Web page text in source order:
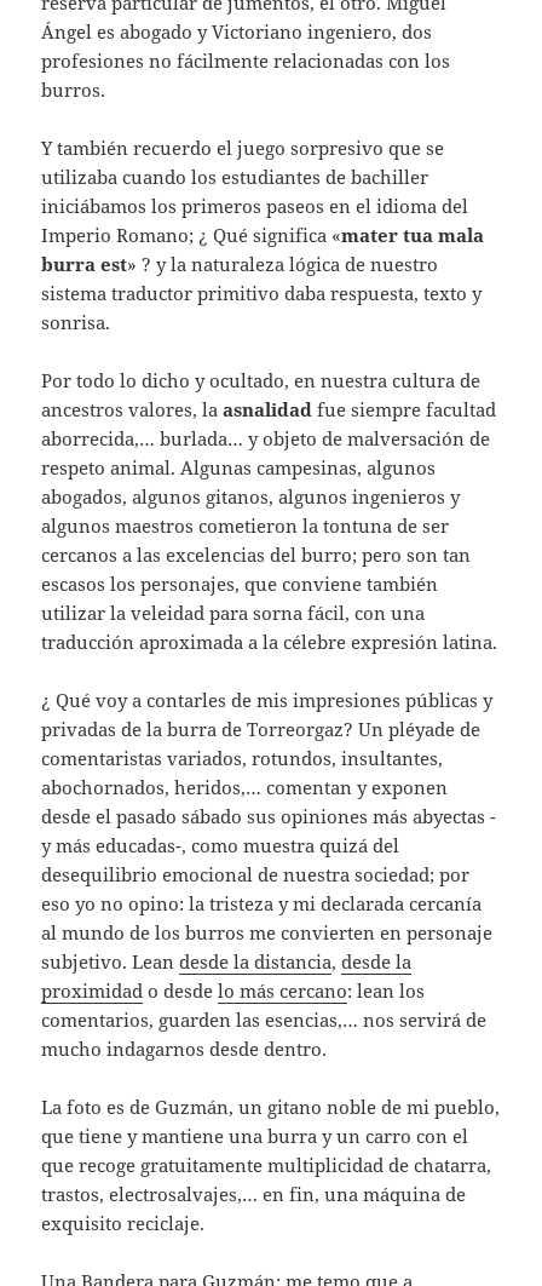
Ángel es abogado y Victoriano ingeniero, dos
profesiones no fácilmente relacionadas con los
burros.
Y también recuerdo el juego sorpresivo que se
utilizaba cuando los estudiantes de bachiller
iniciábamos los primeros paseos en el idioma del
Imperio Romano; ¿ Qué significa «mater tua mala
burra est» ? y la naturaleza lógica de nuestro
sistema traductor primitivo daba respuesta, texto y
sonrisa.
Por todo lo dicho y ocultado, en nuestra cultura de
ancestros valores, laasnalidad fue siempre facultad
aborrecida,… burlada… y objeto de malversación de
respeto animal. Algunas campesinas, algunos
abogados, algunos gitanos, algunos ingenieros y
algunos maestros cometieron la tontuna de ser
cercanos a las excelencias del burro; pero son tan
escasos los personajes, que conviene también
utilizar la veleidad para sorna fácil, con una
traducción aproximada a la célebre expresión latina.
¿ Qué voy a contarles de mis impresiones públicas y
privadas de la burra de Torreorgaz? Un pléyade de
comentaristas variados, rotundos, insultantes,
abochornados, heridos,… comentan y exponen
desde el pasado sábado sus opiniones más abyectas -
y más educadas-, como muestra quizá del
desequilibrio emocional de nuestra sociedad; por
eso yo no opino: la tristeza y mi declarada cercanía
al mundo de los burros me convierten en personaje
subjetivo. Leandesde la distancia,desde la
proximidad o desdelo más cercano: lean los
comentarios, guarden las esencias,… nos servirá de
mucho indagarnos desde dentro.
La foto es de Guzmán, un gitano noble de mi pueblo,
que tiene y mantiene una burra y un carro con el
que recoge gratuitamente multiplicidad de chatarra,
trastos, electrosalvajes,… en fin, una máquina de
exquisito reciclaje.